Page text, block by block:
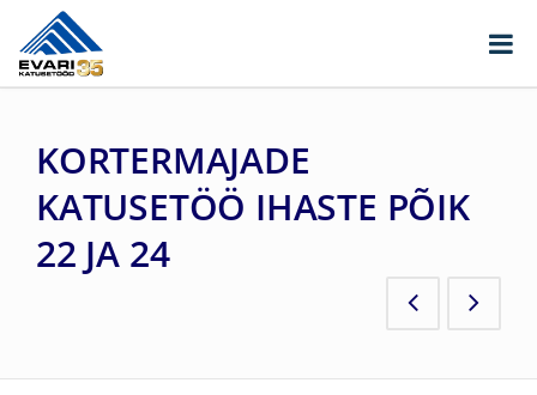
Skip to content
KORTERMAJADE
KATUSETÖÖ IHASTE PÕIK
22 JA 24